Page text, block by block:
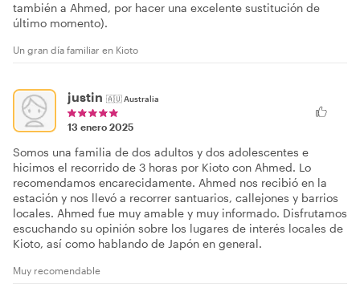
también a Ahmed, por hacer una excelente sustitución de
último momento).
Un gran día familiar en Kioto
justin 🇦🇺Australia
13 enero 2025
Somos una familia de dos adultos y dos adolescentes e
hicimos el recorrido de 3 horas por Kioto con Ahmed. Lo
recomendamos encarecidamente. Ahmed nos recibió en la
estación y nos llevó a recorrer santuarios, callejones y barrios
locales. Ahmed fue muy amable y muy informado. Disfrutamos
escuchando su opinión sobre los lugares de interés locales de
Kioto, así como hablando de Japón en general.
Muy recomendable